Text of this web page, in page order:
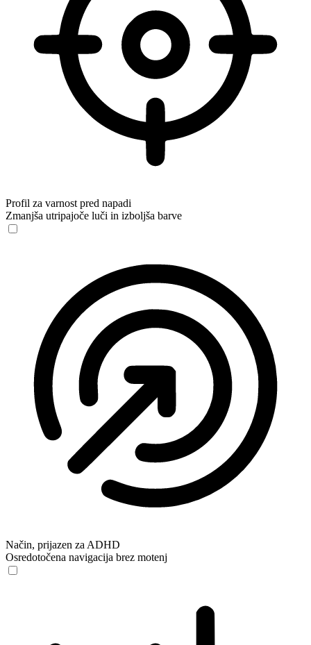
Profil za varnost pred napadi
Zmanjša utripajoče luči in izboljša barve
Način, prijazen za ADHD
Osredotočena navigacija brez motenj